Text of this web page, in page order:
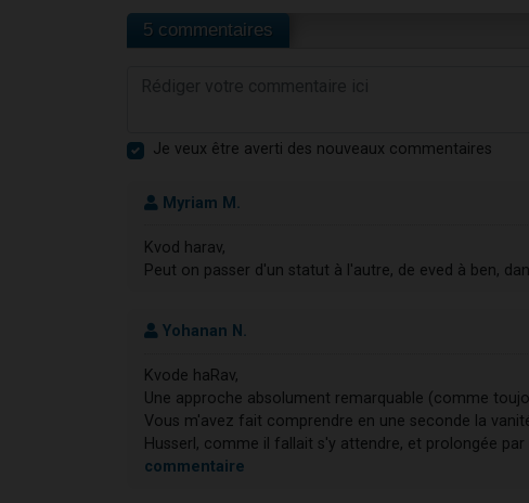
5 commentaires
Je veux être averti des nouveaux commentaires
Myriam M.
Kvod harav,
Peut on passer d'un statut à l'autre, de eved à ben,
Yohanan N.
Kvode haRav,
Une approche absolument remarquable (comme
Vous m'avez fait comprendre en une seconde la
Husserl, comme il fallait s'y attendre, et prolongée par
commentaire